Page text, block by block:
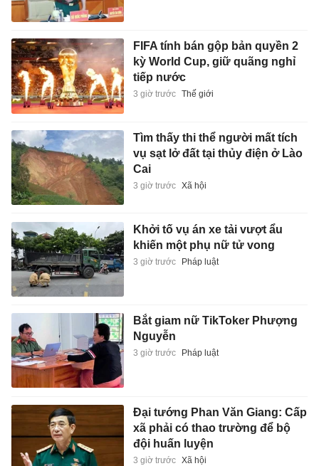
FIFA tính bán gộp bản quyền 2
kỳ World Cup, giữ quãng nghỉ
tiếp nước
3 giờ trước Thế giới
Tìm thấy thi thể người mất tích
vụ sạt lở đất tại thủy điện ở Lào
Cai
3 giờ trước Xã hội
Khởi tố vụ án xe tải vượt ẩu
khiến một phụ nữ tử vong
3 giờ trước Pháp luật
Bắt giam nữ TikToker Phượng
Nguyễn
3 giờ trước Pháp luật
Đại tướng Phan Văn Giang: Cấp
xã phải có thao trường để bộ
đội huấn luyện
3 giờ trước Xã hội